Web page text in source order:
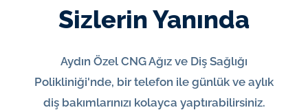
Sizlerin Yanında
Aydın Özel CNG Ağız ve Diş Sağlığı
Polikliniği'nde, bir telefon ile günlük ve aylık
diş bakımlarınızı kolayca yaptırabilirsiniz.